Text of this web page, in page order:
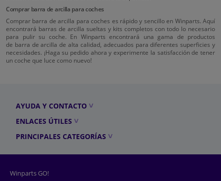
Comprar barra de arcilla para coches
Comprar barra de arcilla para coches es rápido y sencillo en Winparts. Aquí
encontrará barras de arcilla sueltas y kits completos con todo lo necesario
para pulir su coche. En Winparts encontrará una gama de productos
de barra de arcilla de alta calidad, adecuados para diferentes superficies y
necesidades. ¡Haga su pedido ahora y experimente la satisfacción de tener
un coche que luce como nuevo!
AYUDA Y CONTACTO
ENLACES ÚTILES
PRINCIPALES CATEGORÍAS
Winparts GO!